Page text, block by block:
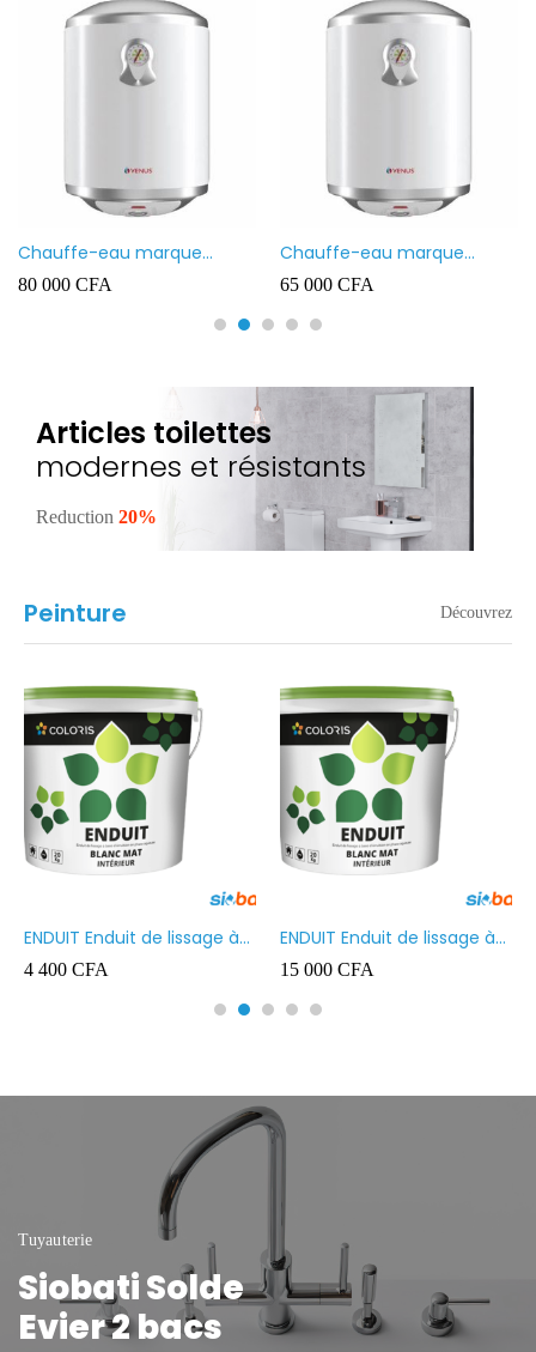
Chauffe-eau marque
VENUS 80L
80 000 CFA
Chauffe-eau marque
VENUS 50L
65 000 CFA
Articles toilettes
modernes et résistants
Reduction 20%
Peinture Découvrez
ENDUIT Enduit de lissage à
base d’émulsion en phase
aqueuse 5kg
4 400 CFA
ENDUIT Enduit de lissage à
base d’émulsion en phase
aqueuse 20kg
15 000 CFA
Tuyauterie
Siobati Solde
Evier 2 bacs